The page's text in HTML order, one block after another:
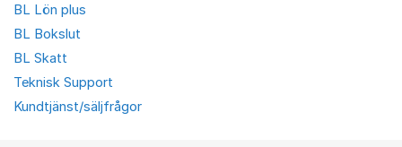
BL Lön plus
BL Bokslut
BL Skatt
Teknisk Support
Kundtjänst/säljfrågor